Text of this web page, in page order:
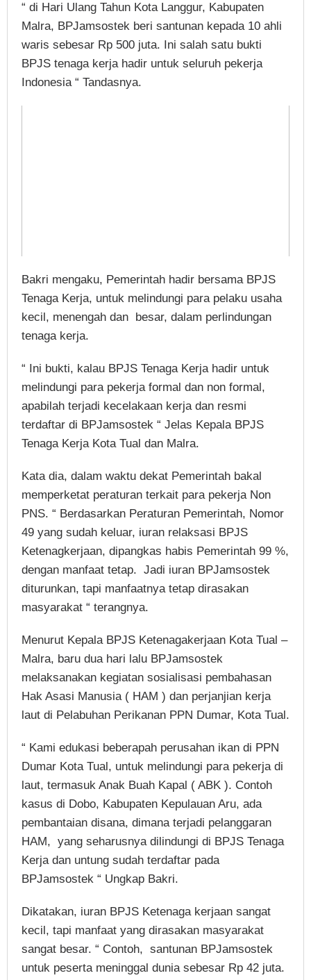
“ di Hari Ulang Tahun Kota Langgur, Kabupaten
Malra, BPJamsostek beri santunan kepada 10 ahli
waris sebesar Rp 500 juta. Ini salah satu bukti
BPJS tenaga kerja hadir untuk seluruh pekerja
Indonesia “ Tandasnya.
Bakri mengaku, Pemerintah hadir bersama BPJS
Tenaga Kerja, untuk melindungi para pelaku usaha
kecil, menengah dan besar, dalam perlindungan
tenaga kerja.
“ Ini bukti, kalau BPJS Tenaga Kerja hadir untuk
melindungi para pekerja formal dan non formal,
apabilah terjadi kecelakaan kerja dan resmi
terdaftar di BPJamsostek “ Jelas Kepala BPJS
Tenaga Kerja Kota Tual dan Malra.
Kata dia, dalam waktu dekat Pemerintah bakal
memperketat peraturan terkait para pekerja Non
PNS. “ Berdasarkan Peraturan Pemerintah, Nomor
49 yang sudah keluar, iuran relaksasi BPJS
Ketenagkerjaan, dipangkas habis Pemerintah 99 %,
dengan manfaat tetap. Jadi iuran BPJamsostek
diturunkan, tapi manfaatnya tetap dirasakan
masyarakat “ terangnya.
Menurut Kepala BPJS Ketenagakerjaan Kota Tual –
Malra, baru dua hari lalu BPJamsostek
melaksanakan kegiatan sosialisasi pembahasan
Hak Asasi Manusia ( HAM ) dan perjanjian kerja
laut di Pelabuhan Perikanan PPN Dumar, Kota Tual.
“ Kami edukasi beberapah perusahan ikan di PPN
Dumar Kota Tual, untuk melindungi para pekerja di
laut, termasuk Anak Buah Kapal ( ABK ). Contoh
kasus di Dobo, Kabupaten Kepulauan Aru, ada
pembantaian disana, dimana terjadi pelanggaran
HAM, yang seharusnya dilindungi di BPJS Tenaga
Kerja dan untung sudah terdaftar pada
BPJamsostek “ Ungkap Bakri.
Dikatakan, iuran BPJS Ketenaga kerjaan sangat
kecil, tapi manfaat yang dirasakan masyarakat
sangat besar. “ Contoh, santunan BPJamsostek
untuk peserta meninggal dunia sebesar Rp 42 juta.